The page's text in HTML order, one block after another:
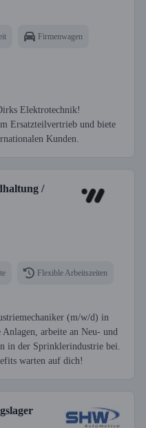
Firmenwagen
Elektrotechnik!
Ersatzteilvertrieb und biete
Kunden.
/
Flexible Arbeitszeiten
(m/w/d) in
arbeite an Neu- und
in der Sprinklerindustrie bei.
warten auf dich!